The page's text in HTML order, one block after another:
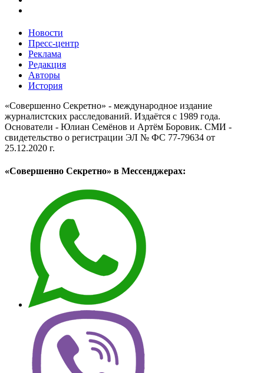
Новости
Пресс-центр
Реклама
Редакция
Авторы
История
«Совершенно Секретно» - международное издание
журналистских расследований. Издаётся с 1989 года.
Основатели - Юлиан Семёнов и Артём Боровик. CМИ -
свидетельство о регистрации ЭЛ № ФС 77-79634 от
25.12.2020 г.
«Совершенно Секретно» в Мессенджерах: